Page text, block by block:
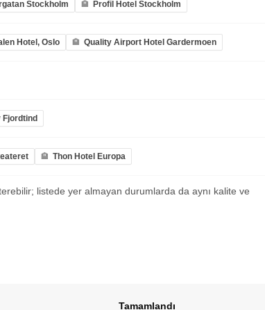
Stockholm Profil Hotel Stockholm
Hotel, Oslo Quality Airport Hotel Gardermoen
Fjordtind
Thon Hotel Europa
listede yer almayan durumlarda da aynı kalite ve
Tamamlandı